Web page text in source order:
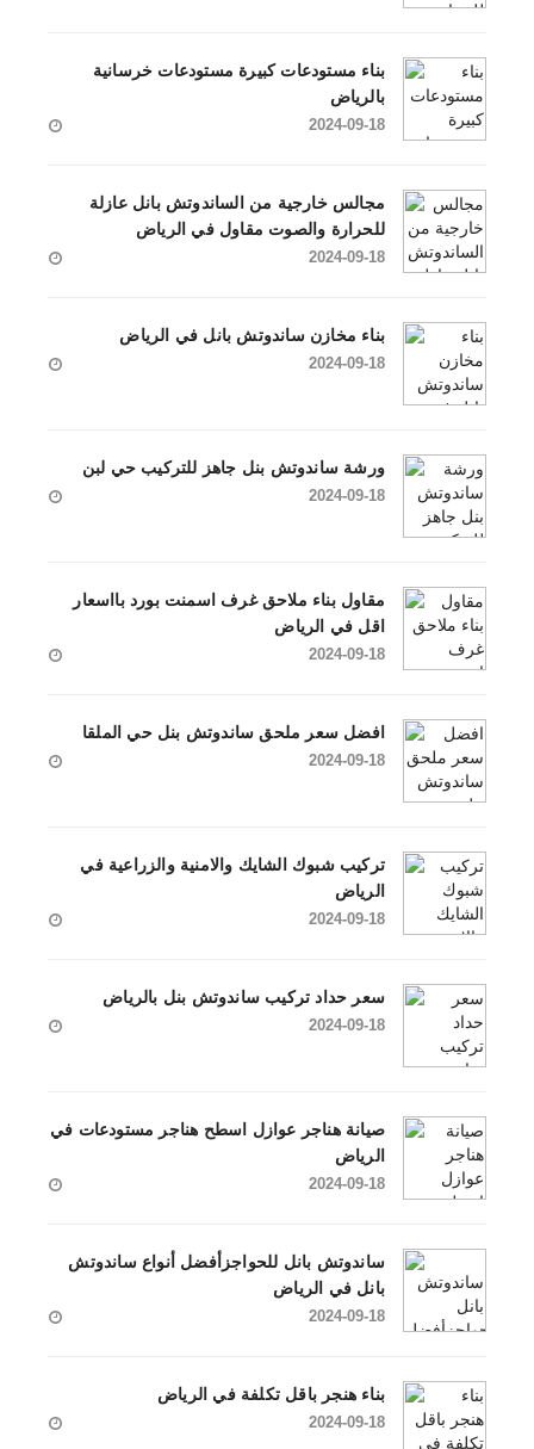
بناء مستودعات كبيرة مستودعات خرسانية
بالرياض
2024-09-18
مجالس خارجية من الساندوتش بانل عازلة
للحرارة والصوت مقاول في الرياض
2024-09-18
بناء مخازن ساندوتش بانل في الرياض
2024-09-18
ورشة ساندوتش بنل جاهز للتركيب حي لبن
2024-09-18
مقاول بناء ملاحق غرف اسمنت بورد بااسعار
اقل في الرياض
2024-09-18
افضل سعر ملحق ساندوتش بنل حي الملقا
2024-09-18
تركيب شبوك الشايك والامنية والزراعية في
الرياض
2024-09-18
سعر حداد تركيب ساندوتش بنل بالرياض
2024-09-18
صيانة هناجر عوازل اسطح هناجر مستودعات في
الرياض
2024-09-18
ساندوتش بانل للحواجزأفضل أنواع ساندوتش
بانل في الرياض
2024-09-18
بناء هنجر باقل تكلفة في الرياض
2024-09-18